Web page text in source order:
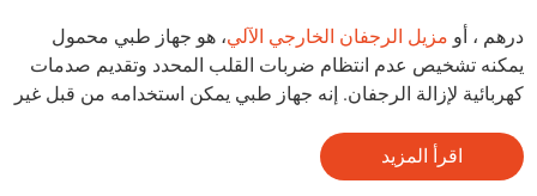
درهم ، أو مزيل الرجفان الخارجي الآلي، هو جهاز طبي محمول
يمكنه تشخيص عدم انتظام ضربات القلب المحدد وتقديم صدمات
كهربائية لإزالة الرجفان. إنه جهاز طبي يمكن استخدامه من قبل غير
خفيف الوزن ومحمول ، ويستخدم على نطاق واسع في الأماكن
العامة مثل المطارات ومراكز التسوق والمدارس. وهو حلقة
اقرأ المزيد